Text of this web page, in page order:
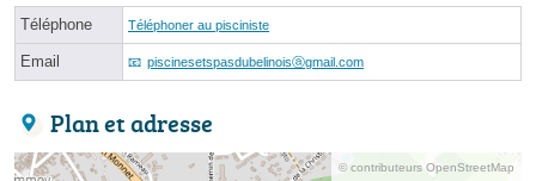
Téléphone Téléphoner au pisciniste
Email piscinesetspasdubelinoisⓐgmail.com
Plan et adresse
© contributeurs OpenStreetMap